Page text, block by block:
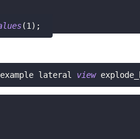
(1 ) ;
example lateral view